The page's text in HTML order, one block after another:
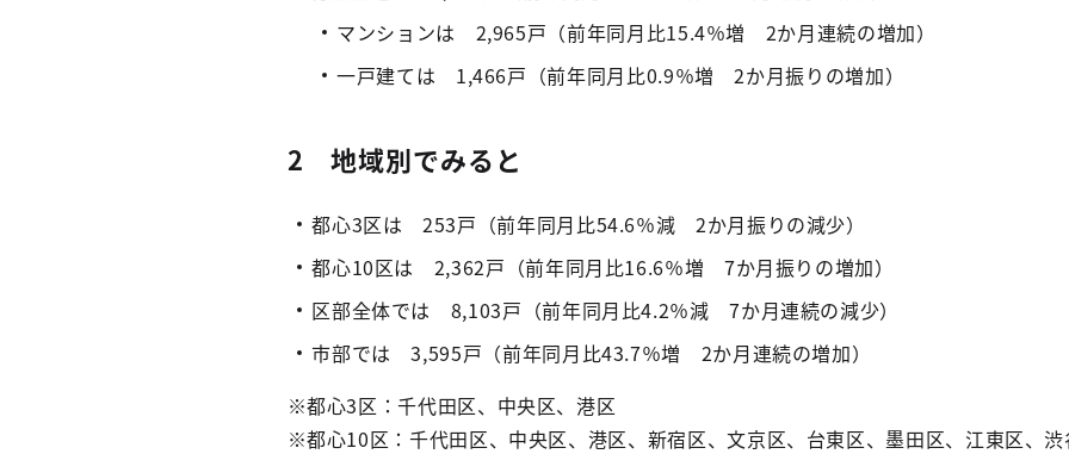
マンションは 2,965戸（前年同月比15.4％増 2か月連続の増加）
一戸建ては 1,466戸（前年同月比0.9％増 2か月振りの増加）
2 地域別でみると
都心3区は 253戸（前年同月比54.6％減 2か月振りの減少）
都心10区は 2,362戸（前年同月比16.6％増 7か月振りの増加）
区部全体では 8,103戸（前年同月比4.2％減 7か月連続の減少）
市部では 3,595戸（前年同月比43.7％増 2か月連続の増加）
※都心3区：千代田区、中央区、港区
※都心10区：千代田区、中央区、港区、新宿区、文京区、台東区、墨田区、江東区、渋